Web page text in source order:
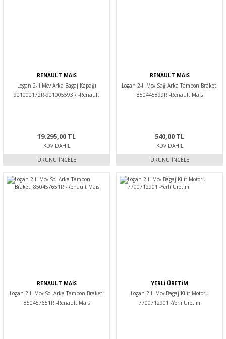
RENAULT MAİS
Logan 2-II Mcv Arka Bagaj Kapağı
901000172R-901005593R -Renault
19.295,00 TL
KDV DAHIL
ÜRÜNÜ İNCELE
RENAULT MAİS
Logan 2-II Mcv Sağ Arka Tampon Braketi
850445899R -Renault Mais
540,00 TL
KDV DAHIL
ÜRÜNÜ İNCELE
RENAULT MAİS
Logan 2-II Mcv Sol Arka Tampon Braketi
850457651R -Renault Mais
YERLİ ÜRETİM
Logan 2-II Mcv Bagaj Kilit Motoru
7700712901 -Yerli Üretim